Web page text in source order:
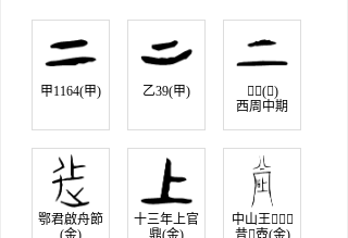
甲1164(甲) 乙39(甲)
𤼈鐘(金)
西周中期
鄂君啟舟節
(金)
十三年上官
鼎(金)
中山王
昔壺(金)